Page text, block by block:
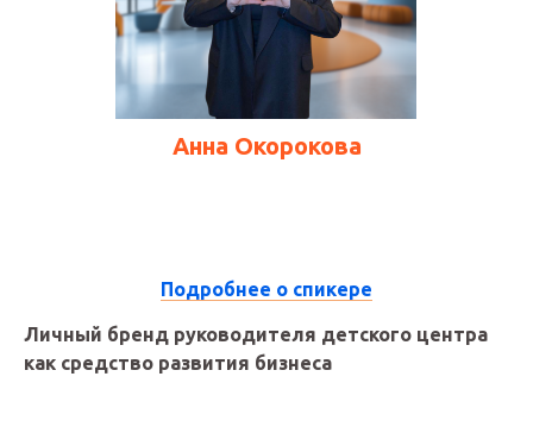
Анна Окорокова
Подробнее о спикере
Личный бренд руководителя детского центра
как средство развития бизнеса